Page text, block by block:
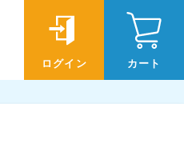
ログイン カート